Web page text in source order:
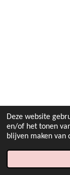
Deze website
en/of het tonen
blijven maken van